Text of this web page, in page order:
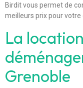
Birdit vous permet de
meilleurs prix pour votre
La
Grenoble